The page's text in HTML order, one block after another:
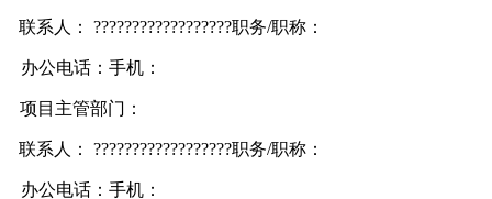
联系 人： ??????????????????职务/职称：
办公电话： 手机：
项目主管部门：
联系 人： ??????????????????职务/职称：
办公电话： 手机：